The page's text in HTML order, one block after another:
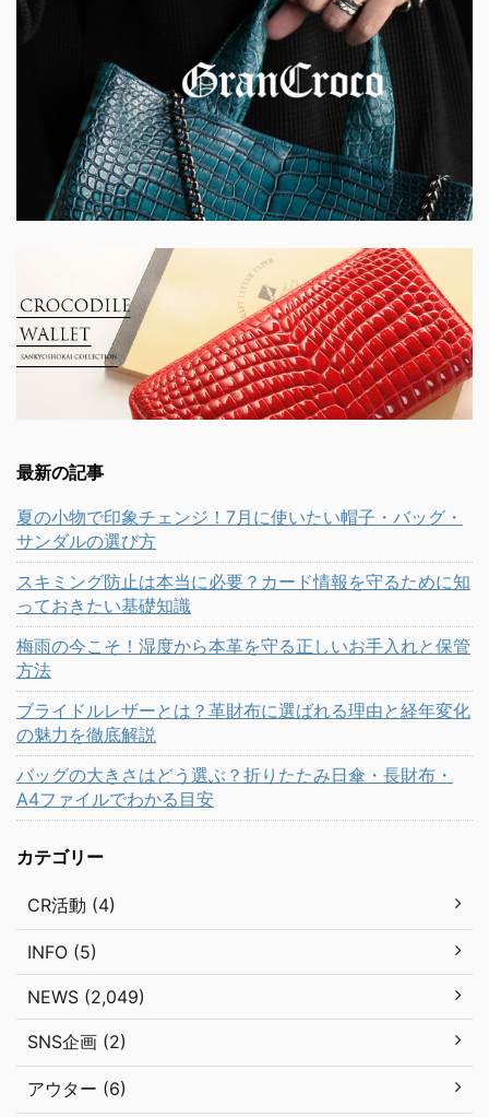
最新の記事
夏の小物で印象チェンジ！7月に使いたい帽子・バッグ・
サンダルの選び方
スキミング防止は本当に必要？カード情報を守るために知
っておきたい基礎知識
梅雨の今こそ！湿度から本革を守る正しいお手入れと保管
方法
ブライドルレザーとは？革財布に選ばれる理由と経年変化
の魅力を徹底解説
バッグの大きさはどう選ぶ？折りたたみ日傘・長財布・
A4ファイルでわかる目安
カテゴリー
CR活動 (4)
INFO (5)
NEWS (2,049)
SNS企画 (2)
アウター (6)